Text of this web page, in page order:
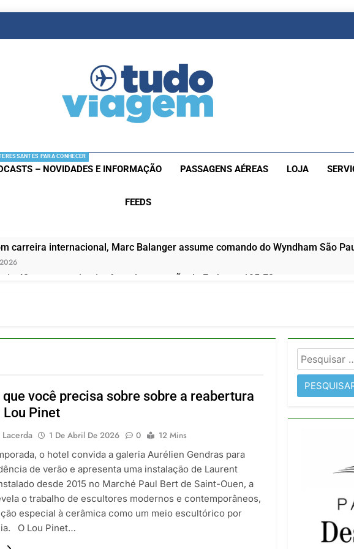
PARA CONHECER
– NOVIDADES E INFORMAÇÃO PASSAGENS AÉREAS LOJA
FEEDS
carreira internacional, Marc Balanger assume comando do Wyndham São
42 rotas na primeira fase de operação do Embraer 195-E2
Catarinense: Região do Salto Caveiras atrai novos investimentos e
Atomium: História, Ciência e a Melhor Vista de Bruxelas
2026
que você precisa sobre sobre a reabertura
Lou Pinet
1 De Abril De 2026 0
12 Mins
o hotel convida a galeria Aurélien Gendras para
de verão e apresenta uma instalação de Laurent
desde 2015 no Marché Paul Bert de Saint-Ouen, a
o trabalho de escultores modernos e contemporâneos,
especial à cerâmica como um meio escultórico por
O Lou Pinet…
Pesquisar
por: